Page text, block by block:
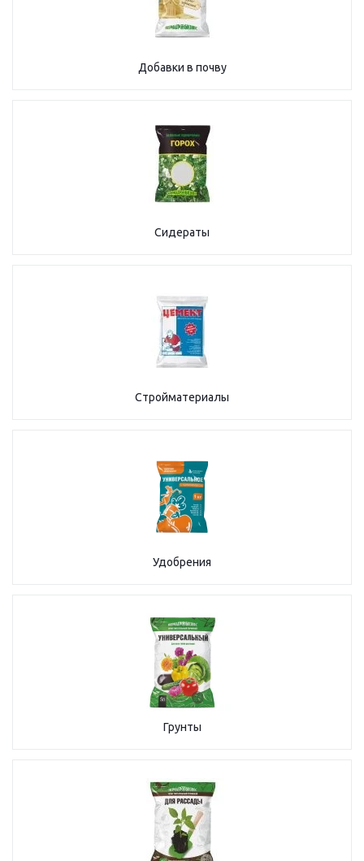
Добавки в почву
Сидераты
Стройматериалы
Удобрения
Грунты